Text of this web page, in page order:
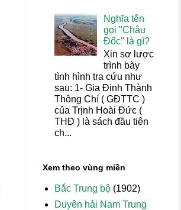
Nghĩa tên
gọi "Châu
Đốc" là gì?
Xin sơ lược
trình bày
tình hình tra cứu như
sau: 1- Gia Định Thành
Thông Chí ( GĐTTC )
của Trịnh Hoài Đức (
THĐ ) là sách đầu tiên
ch...
Xem theo vùng miền
Bắc Trung bộ (1902)
Duyên hải Nam Trung